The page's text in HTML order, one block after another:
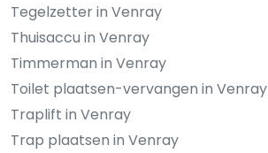
Tegelzetter in Venray
Thuisaccu in Venray
Timmerman in Venray
Toilet plaatsen-vervangen in Venray
Traplift in Venray
Trap plaatsen in Venray